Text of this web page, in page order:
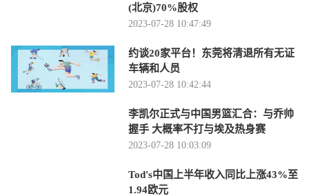
(北京)70%股权
2023-07-28 10:47:49
约谈20家平台！东莞将清退所有无证
车辆和人员
2023-07-28 10:42:44
李凯尔正式与中国男篮汇合：与乔帅
握手 大概率不打与埃及热身赛
2023-07-28 10:03:09
Tod's中国上半年收入同比上涨43%至
1.94欧元